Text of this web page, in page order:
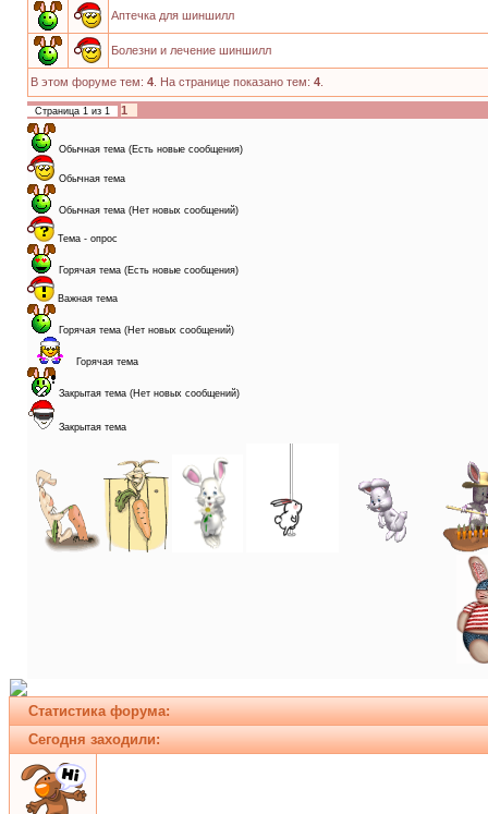
Аптечка для шиншилл
Болезни и лечение шиншилл
В этом форуме тем: 4 . На странице показано тем: 4
Страница 1 из 1 1
Обычная тема (Есть новые сообщения)
Обычная тема
Обычная тема (Нет новых сообщений)
Тема - опрос
Горячая тема (Есть новые сообщения)
Важная тема
Горячая тема (Нет новых сообщений)
Горячая тема
Закрытая тема (Нет новых сообщений)
Закрытая тема
Статистика форума:
Сегодня заходили: